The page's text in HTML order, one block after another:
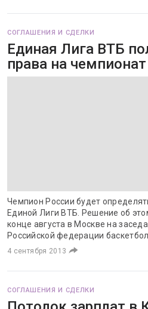
СОГЛАШЕНИЯ И СДЕЛКИ
Единая Лига ВТБ
права на
Чемпион России будет
Единой Лиги ВТБ. Решение об
конце августа в Москве на
Российской федерации
4 сентября 2013
СОГЛАШЕНИЯ И СДЕЛКИ